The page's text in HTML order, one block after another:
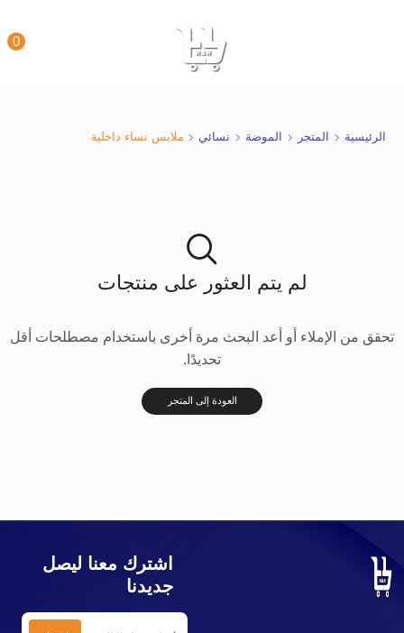
0
الرئيسية المتجر الموضة نسائي ملابس نساء داخلية
لم يتم العثور على منتجات
تحقق من الإملاء أو أعد البحث مرة أخرى باستخدام مصطلحات أقل
تحديدًا.
العودة إلى المتجر
اشترك معنا ليصل
جديدنا